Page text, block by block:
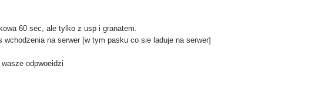
60 sec, ale tylko z usp i granatem.
wchodzenia na serwer [w tym pasku co sie laduje na serwer]
odpwoeidzi